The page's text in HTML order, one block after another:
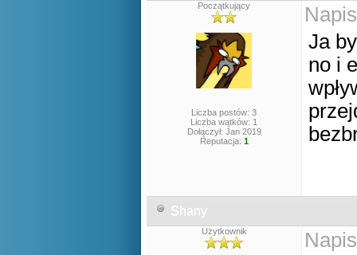
Początkujący
Liczba postów: 3
Liczba wątków: 1
Dołączył: Jan 2019
Reputacja: 1
Ja
no i
Shany
Użytkownik